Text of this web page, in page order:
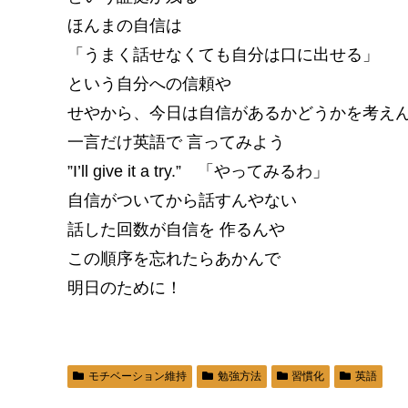
ほんまの自信は
「うまく話せなくても自分は口に出せる」
という自分への信頼や
せやから、今日は自信があるかどうかを考え
一言だけ英語で 言ってみよう
”I’ll give it a try.” 「やってみるわ」
自信がついてから話すんやない
話した回数が自信を 作るんや
この順序を忘れたらあかんで
明日のために！
モチベーション維持 勉強方法 習慣化 英語